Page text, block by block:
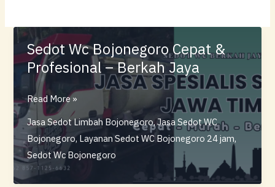
Sedot Wc Bojonegoro Cepat &
Profesional – Berkah Jaya
Sedot
Wc
Bojonegoro
Cepat
&
Profesional
Read More »
Jasa Sedot Limbah Bojonegoro,Jasa Sedot WC
Bojonegoro,Layanan Sedot WC Bojonegoro 24 jam,
Sedot Wc Bojonegoro